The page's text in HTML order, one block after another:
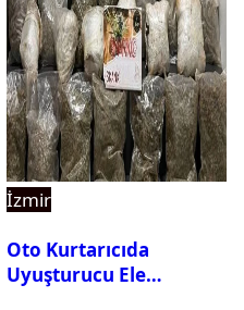
İzmir
Oto Kurtarıcıda
Uyuşturucu Ele